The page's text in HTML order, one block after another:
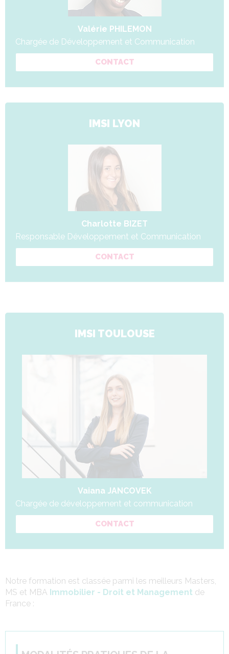
Valérie PHILEMON
Chargée de Développement et Communication
CONTACT
IMSI LYON
Charlotte BIZET
Responsable Développement et Communication
CONTACT
IMSI TOULOUSE
Vaiana JANCOVEK
Chargée de développement et communication
CONTACT
Notre formation est classée parmi les meilleurs Masters,
MS et MBA Immobilier - Droit et Management de
France :